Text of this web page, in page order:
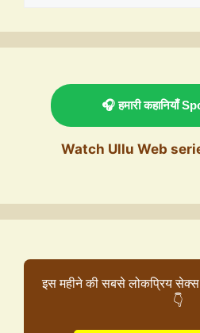
🎧 हमारी कहानियाँ
Watch Ullu Web
इस महीने की सबसे लोकप्रिय सेक्स
👇